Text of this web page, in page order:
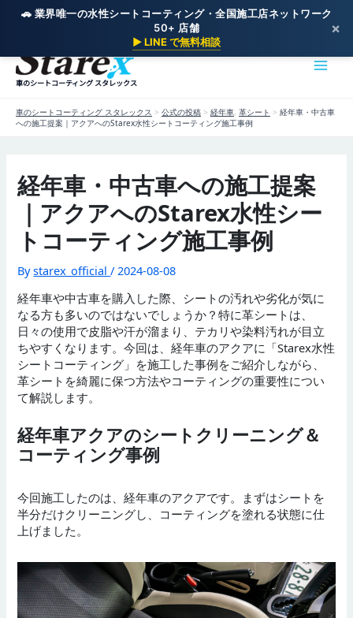
🚗 業界唯一の水性シートコーティング・全国施工店ネットワーク
50+ 店舗
▶ LINE で無料相談
×
容
車のシートコーティング スタレックス
車のシートコーティング スタレックス > 公式の投稿 > 経年車, 革シート > 経年車・中古車
への施工提案｜アクアへのStarex水性シートコーティング施工事例
経年車・中古車への施工提案
｜アクアへのStarex水性シー
トコーティング施工事例
Bystarex_official/ 2024-08-08
経年車や中古車を購入した際、シートの汚れや劣化が気に
なる方も多いのではないでしょうか？特に革シートは、
日々の使用で皮脂や汗が溜まり、テカリや染料汚れが目立
ちやすくなります。今回は、経年車のアクアに「Starex水性
シートコーティング」を施工した事例をご紹介しながら、
革シートを綺麗に保つ方法やコーティングの重要性につい
て解説します。
経年車アクアのシートクリーニング＆
コーティング事例
今回施工したのは、経年車のアクアです。まずはシートを
半分だけクリーニングし、コーティングを塗れる状態に仕
上げました。